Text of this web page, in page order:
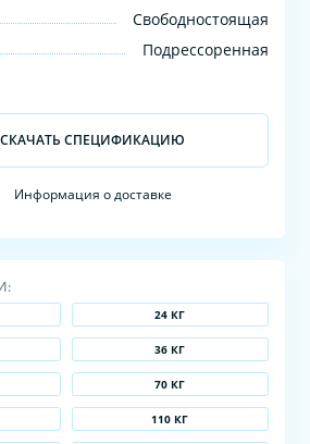
Свободностоящая
Подрессоренная
СКАЧАТЬ СПЕЦИФИКАЦИЮ
Информация о доставке
24 КГ
36 КГ
70 КГ
110 КГ